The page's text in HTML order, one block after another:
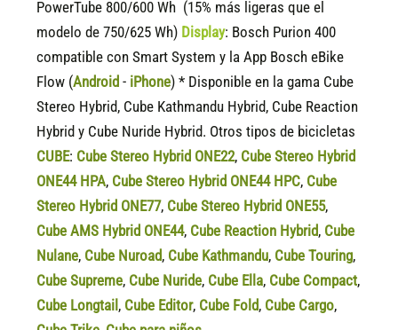
PowerTube 800/600 Wh (15% más ligeras que el
modelo de 750/625 Wh) Display: Bosch Purion 400
compatible con Smart System y la App Bosch eBike
Flow (Android - iPhone) * Disponible en la gama Cube
Stereo Hybrid, Cube Kathmandu Hybrid, Cube Reaction
Hybrid y Cube Nuride Hybrid. Otros tipos de bicicletas
CUBE: Cube Stereo Hybrid ONE22, Cube Stereo Hybrid
ONE44 HPA, Cube Stereo Hybrid ONE44 HPC, Cube
Stereo Hybrid ONE77, Cube Stereo Hybrid ONE55,
Cube AMS Hybrid ONE44, Cube Reaction Hybrid, Cube
Nulane, Cube Nuroad, Cube Kathmandu, Cube Touring,
Cube Supreme, Cube Nuride, Cube Ella, Cube Compact,
Cube Longtail , Cube Editor, Cube Fold, Cube Cargo,